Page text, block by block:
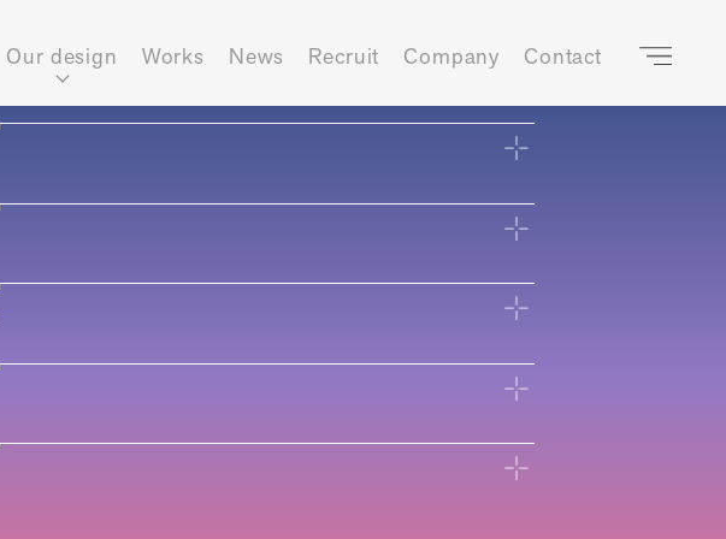
Our design Works News Recruit Company Contact